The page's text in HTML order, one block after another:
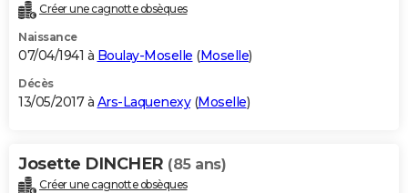
Créer une cagnotte obsèques
Naissance
07/04/1941 à Boulay-Moselle (Moselle)
Décès
13/05/2017 à Ars-Laquenexy(Moselle)
Josette DINCHER (85 ans)
Créer une cagnotte obsèques